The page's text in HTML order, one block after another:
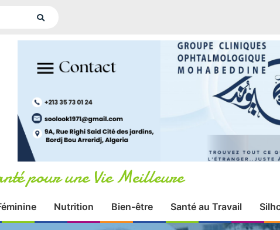
pour une Vie Meilleure
Nutrition Bien-être Santé au Travail